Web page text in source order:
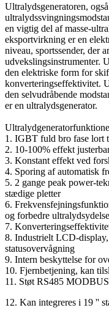
Ultralydsgeneratoren,
en vigtig del af masse-
eksportvirkning er en
niveau, sportssender, der
udvekslingsinstrumenter.
den elektriske form for
konverteringseffektivitet.
den selvudråbende
er en ultralydsgenerator.
1. IGBT fuld bro fase lort
2. 10-100% effekt
3. Konstant effekt ved
4. Sporing af automatisk
5. 2 gange peak power-
stædige pletter
6.
og forbedre ultralydsydelse
7.
8. Industrielt LCD-
statusovervågning
9. Intern beskyttelse for
10. Fjernbetjening, kan
11. Støt RS485
12. Kan integreres i 19 ''